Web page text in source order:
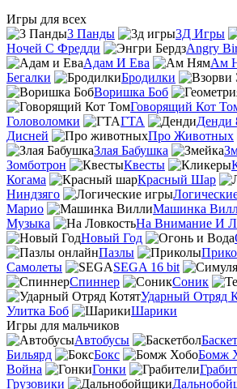
Игры для всех
3 Панды
3Д Игры
Ночей С Фредди
Angry
Адам И Ева
Ам
Бегалки
Бродилки
Воришка Боб
Говорящий Кот
Головоломки
ГТА
Денди
Дисней
Про Животных
Злая Бабушка
Зомботрон
Квесты
Когама
Красный Шар
Ниндзяго
Марио
Машинка
Музыка
На Внимание И
Новый Год
Пазлы
Самолеты
SEGA 16 bit
Спиннер
Соник
Ударный Отряд
Улитка Боб
Шарики
Игры для мальчиков
Автобусы
Бильярд
Бокс
Бомж
Война
Гонки
Грузовики